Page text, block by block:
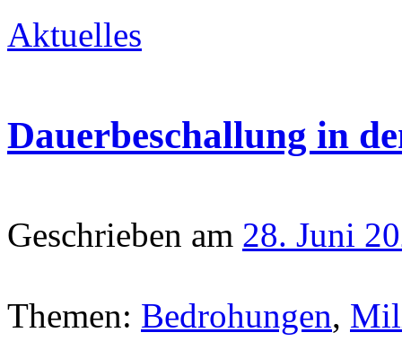
Aktuelles
Dauerbeschallung in
Geschrieben am 28. Juni
Themen: Bedrohungen,